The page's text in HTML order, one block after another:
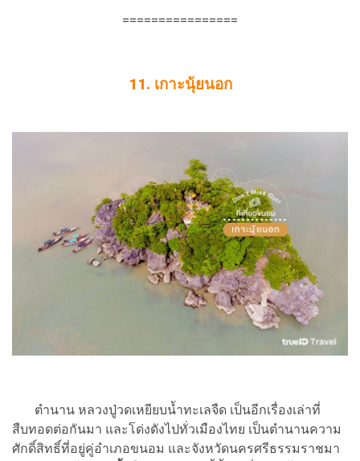
================
11. เกาะนุ้ยนอก
ตำนาน หลวงปู่วดเหยียบน้ำทะเลจืด เป็นอีกเรื่องเล่าที่
สืบทอดต่อกันมา และโด่งดังไปทั่วเมืองไทย เป็นตำนานความ
ศักดิ์สิทธิ์ที่อยู่คู่อำเภอขนอม และจังหวัดนครศรีธรรมราชมา